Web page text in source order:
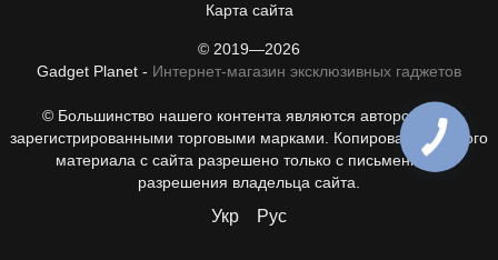
Карта сайта
© 2019—2026
Gadget Planet - Интернет-магазин эксклюзивных гаджетов
© Большинство нашего контента являются авторскими с
зарегистрированными торговыми марками. Копирование любого
материала с сайта разрешено только с письменного
разрешения владельца сайта.
Укр Рус